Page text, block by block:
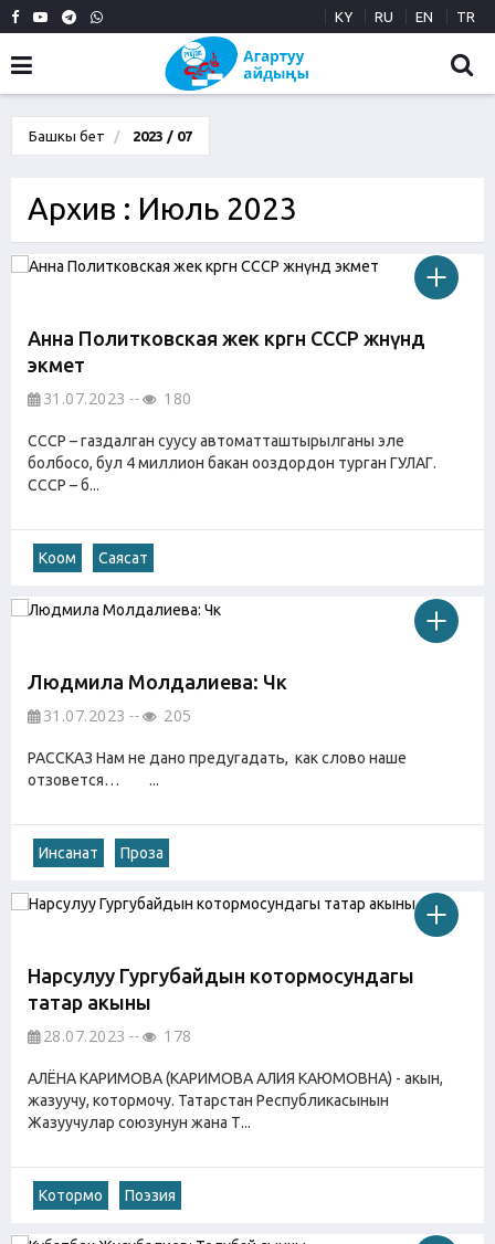
KY RU EN TR
Башкы бет 2023 / 07
Архив : Июль 2023
Анна Политковская жек көргөн СССР жөнүндө
экмет
31.07.2023 180
СССР – газдалган суусу автоматташтырылганы эле
болбосо, бул 4 миллион бакан ооздордон турган ГУЛАГ.
СССР – б...
Коом Саясат
Людмила Молдалиева: Чөкө
31.07.2023 205
РАССКАЗ Нам не дано предугадать, как слово наше
отзовется… ...
Инсанат Проза
Нарсулуу Гургубайдын котормосундагы
татар акыны
28.07.2023 178
АЛЁНА КАРИМОВА (КАРИМОВА АЛИЯ КАЮМОВНА) - акын,
жазуучу, котормочу. Татарстан Республикасынын
Жазуучулар союзунун жана Т...
Котормо Поэзия